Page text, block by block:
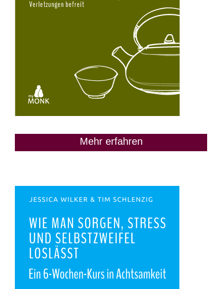
Mehr erfahren